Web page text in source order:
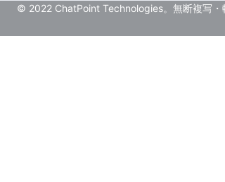
© 2022 ChatPoint Technologies。無断複写・